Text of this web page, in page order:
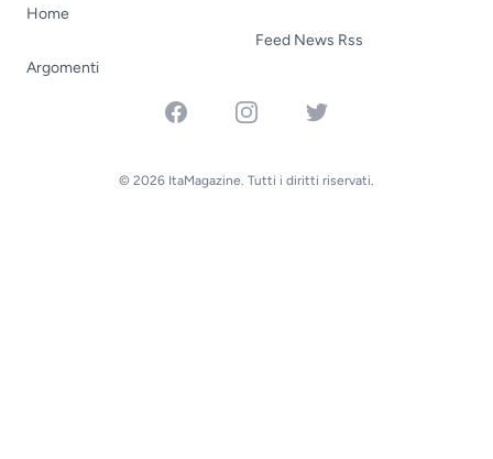
Home
Argomenti
Feed News Rss
FacebookInstagramTwitter
© 2026 ItaMagazine. Tutti i diritti riservati.